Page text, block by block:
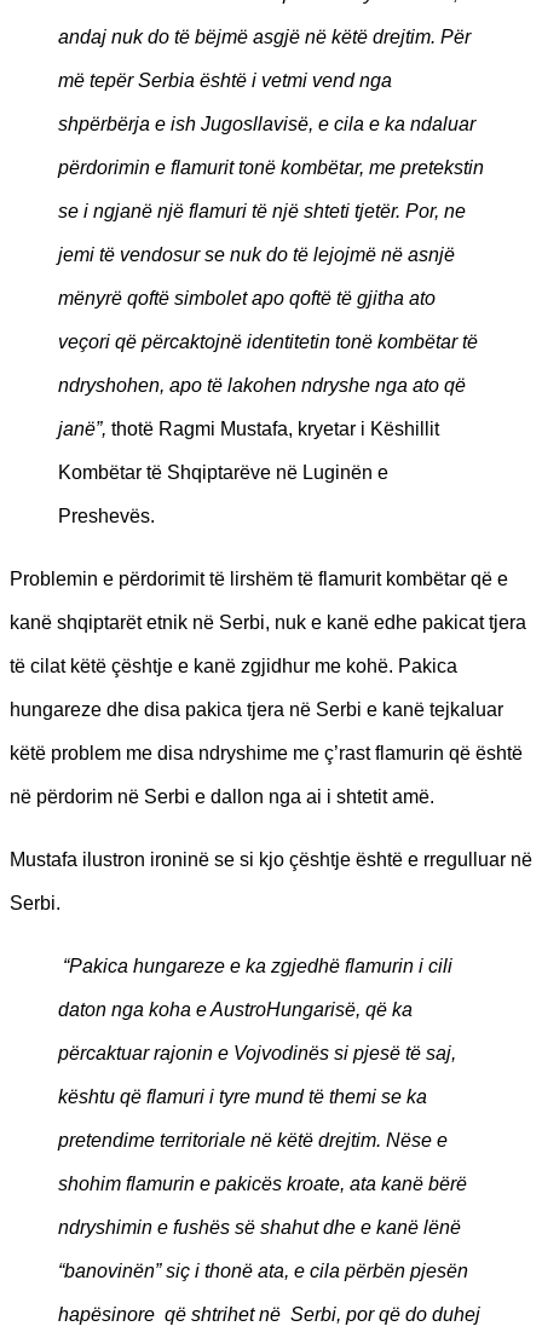
andaj nuk do të bëjmë asgjë në këtë drejtim. Për
më tepër Serbia është i vetmi vend nga
shpërbërja e ish Jugosllavisë, e cila e ka ndaluar
përdorimin e flamurit tonë kombëtar, me pretekstin
se i ngjanë një flamuri të një shteti tjetër. Por, ne
jemi të vendosur se nuk do të lejojmë në asnjë
mënyrë qoftë simbolet apo qoftë të gjitha ato
veçori që përcaktojnë identitetin tonë kombëtar të
ndryshohen, apo të lakohen ndryshe nga ato që
janë”, thotë Ragmi Mustafa, kryetar i Këshillit
Kombëtar të Shqiptarëve në Luginën e
Preshevës.
Problemin e përdorimit të lirshëm të flamurit kombëtar që e
kanë shqiptarët etnik në Serbi, nuk e kanë edhe pakicat tjera
të cilat këtë çështje e kanë zgjidhur me kohë. Pakica
hungareze dhe disa pakica tjera në Serbi e kanë tejkaluar
këtë problem me disa ndryshime me ç’rast flamurin që është
në përdorim në Serbi e dallon nga ai i shtetit amë.
Mustafa ilustron ironinë se si kjo çështje është e rregulluar në
Serbi.
“Pakica hungareze e ka zgjedhë flamurin i cili
daton nga koha e AustroHungarisë, që ka
përcaktuar rajonin e Vojvodinës si pjesë të saj,
kështu që flamuri i tyre mund të themi se ka
pretendime territoriale në këtë drejtim. Nëse e
shohim flamurin e pakicës kroate, ata kanë bërë
ndryshimin e fushës së shahut dhe e kanë lënë
“banovinën” siç i thonë ata, e cila përbën pjesën
hapësinore që shtrihet në Serbi, por që do duhej